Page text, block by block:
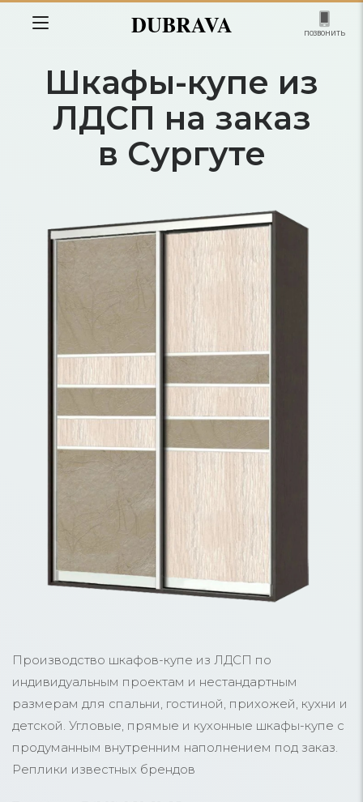
DUBRAVA позвонить
Шкафы-купе из
ЛДСП на заказ
в Сургуте
Производство шкафов-купе из ЛДСП по
индивидуальным проектам и нестандартным
размерам для спальни, гостиной, прихожей, кухни и
детской. Угловые, прямые и кухонные шкафы-купе с
продуманным внутренним наполнением под заказ.
Реплики известных брендов